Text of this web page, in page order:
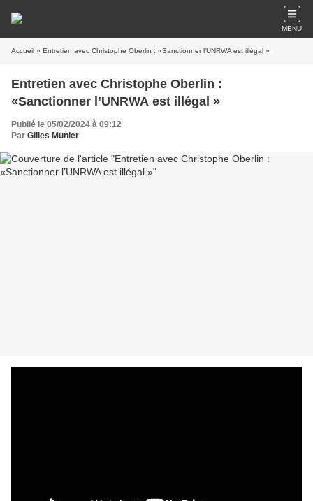
MENU
Accueil » Entretien avec Christophe Oberlin : «Sanctionner l’UNRWA est illégal »
Entretien avec Christophe Oberlin :
«Sanctionner l’UNRWA est illégal »
Publié le 05/02/2024 à 09:12
Par Gilles Munier